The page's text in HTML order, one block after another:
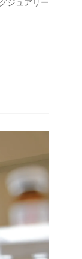
ジュアリー